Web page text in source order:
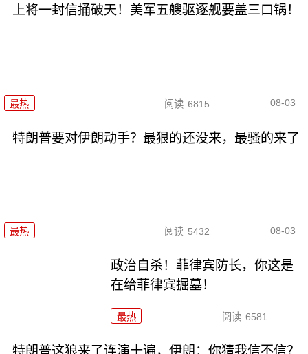
上将一封信捅破天！美军五艘驱逐舰要盖三口锅！
最热 阅读 6815 08-03
特朗普要对伊朗动手？最狠的还没来，最骚的来了
最热 阅读 5432 08-03
政治自杀！菲律宾防长，你这是
在给菲律宾掘墓！
最热 阅读 6581
特朗普这狼来了连演十遍，伊朗：你猜我信不信？